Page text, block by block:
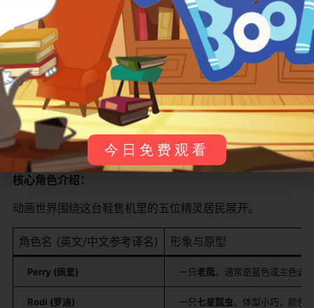
单直接——获取更多能量，成为最厉害的精灵。动画通过
这种看似“无聊”却又充满想象力的竞争，构建了一个完全自
洽的搞笑世界。
叙事风格：
叙事节奏极快、情节简单、依赖视觉笑料
。每集约3分钟，
通常遵循“能量珠出现→精灵们争夺→引发混乱→意外结局”
的模式。整体基调热闹、滑稽、无厘头，配乐和音效夸张
活泼，以增强喜剧效果。
核心角色介绍：
动画世界围绕这台鞋售机里的五位精灵居民展开。
角色名 (英文/中文参考译名) 形象与原型
Perry (佩里) 一只老鹰。通常是蓝色或主色调
Rodi (罗迪) 一只七星瓢虫。体型小巧，颜色
今日免费观看